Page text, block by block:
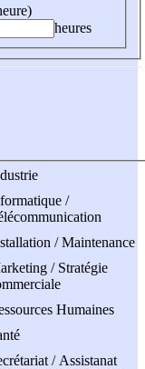
heures
/
/ Maintenance
/ Stratégie
Humaines
/ Assistanat